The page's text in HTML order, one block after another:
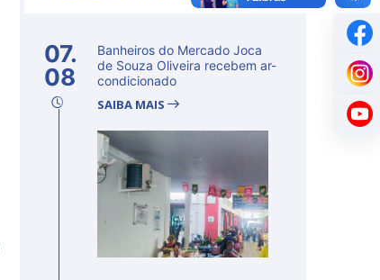
07.
08
Banheiros do Mercado Joca
de Souza Oliveira recebem ar-
condicionado
SAIBA MAIS